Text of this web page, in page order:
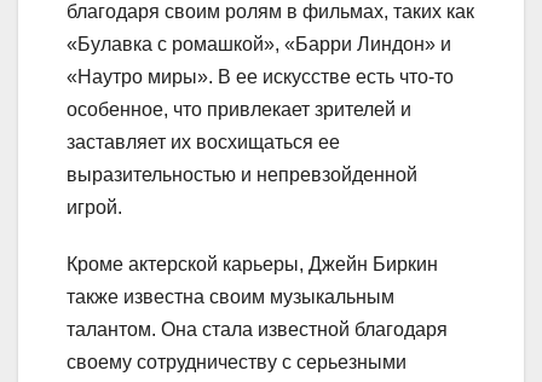
благодаря своим ролям в фильмах, таких как
«Булавка с ромашкой», «Барри Линдон» и
«Наутро миры». В ее искусстве есть что-то
особенное, что привлекает зрителей и
заставляет их восхищаться ее
выразительностью и непревзойденной
игрой.
Кроме актерской карьеры, Джейн Биркин
также известна своим музыкальным
талантом. Она стала известной благодаря
своему сотрудничеству с серьезными